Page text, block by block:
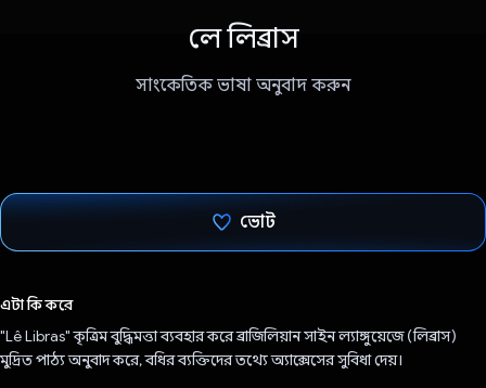
লে লিব্রাস
সাংকেতিক ভাষা অনুবাদ করুন
ভোট
এটা কি করে
"Lê Libras" কৃত্রিম বুদ্ধিমত্তা ব্যবহার করে ব্রাজিলিয়ান সাইন ল্যাঙ্গুয়েজে (লিব্রাস)
মুদ্রিত পাঠ্য অনুবাদ করে, বধির ব্যক্তিদের তথ্যে অ্যাক্সেসের সুবিধা দেয়।